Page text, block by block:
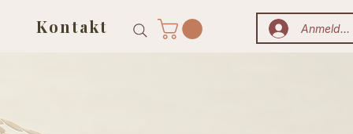
Kontakt Anmelden